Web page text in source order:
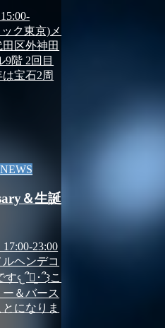
ク東京)メ
区外神田
階 2回目
宝石2周
NEWS
＆生誕
23:00
ヘンデコ
･̫･՞𐦯こ
＆バース
になりま